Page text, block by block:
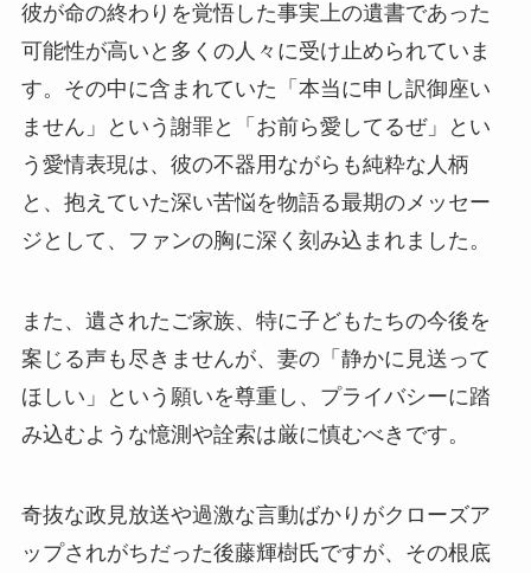
彼が命の終わりを覚悟した事実上の遺書であった
可能性が高いと多くの人々に受け止められていま
す。その中に含まれていた「本当に申し訳御座い
ません」という謝罪と「お前ら愛してるぜ」とい
う愛情表現は、彼の不器用ながらも純粋な人柄
と、抱えていた深い苦悩を物語る最期のメッセー
ジとして、ファンの胸に深く刻み込まれました。
また、遺されたご家族、特に子どもたちの今後を
案じる声も尽きませんが、妻の「静かに見送って
ほしい」という願いを尊重し、プライバシーに踏
み込むような憶測や詮索は厳に慎むべきです。
奇抜な政見放送や過激な言動ばかりがクローズア
ップされがちだった後藤輝樹氏ですが、その根底